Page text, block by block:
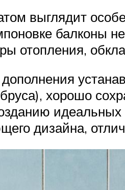
выглядит
балконы
отопления,
хорошо
дизайна,